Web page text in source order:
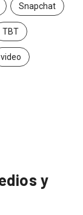
Snapchat
TBT
video
y